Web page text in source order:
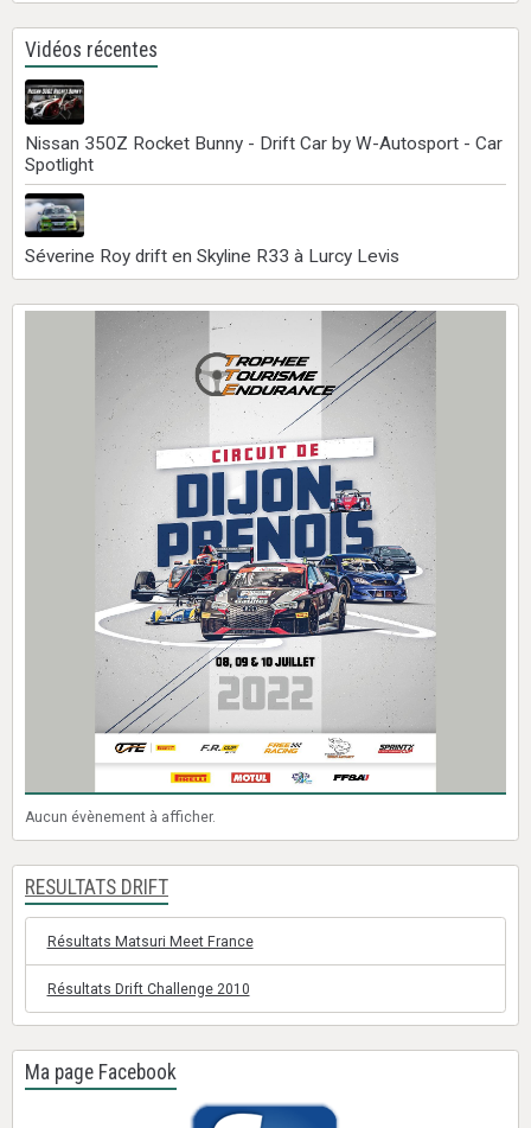
Vidéos récentes
Nissan 350Z Rocket Bunny - Drift Car by W-Autosport - Car
Spotlight
Séverine Roy drift en Skyline R33 à Lurcy Levis
Aucun évènement à afficher.
RESULTATS DRIFT
Résultats Matsuri Meet France
Résultats Drift Challenge 2010
Ma page Facebook